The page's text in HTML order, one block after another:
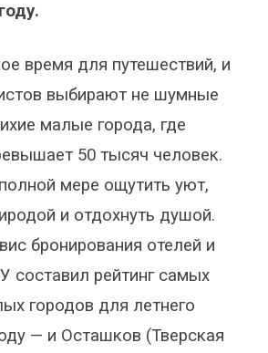
время для путешествий, и
выбирают не шумные
малые города, где
50 тысяч человек.
мере ощутить уют,
и отдохнуть душой.
бронирования отелей и
составил рейтинг самых
городов для летнего
— и Осташков (Тверская